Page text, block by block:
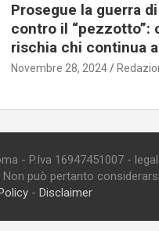
Prosegue la guerra di
contro il “pezzotto”:
rischia chi continua
Novembre 28, 2024
- P.Iva 16947451007 -
può pertanto
- Disclaimer